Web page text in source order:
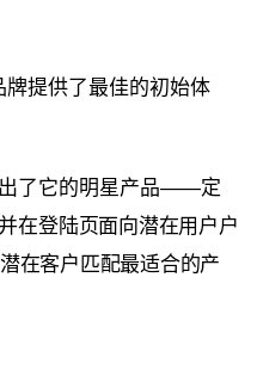
提供了最佳的初始体
了它的明星产品——定
在登陆页面向潜在用户户
在客户匹配最适合的产